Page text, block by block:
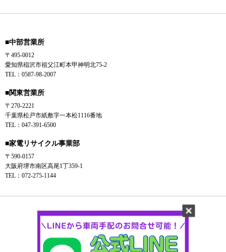
■中部営業所
〒495-0012
愛知県稲沢市祖父江町本甲神明北75-2
TEL：0587-98-2007
■関東営業所
〒270-2221
千葉県松戸市紙敷字一本松1116番地
TEL：047-391-6500
■家電リサイクル事業部
〒590-0157
大阪府堺市南区高尾1丁359-1
TEL：072-275-1144
Instagram YouTube Tiktok